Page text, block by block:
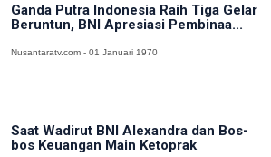
Ganda Putra Indonesia Raih Tiga Gelar
Beruntun, BNI Apresiasi Pembinaa...
Nusantaratv.com - 01 Januari 1970
Saat Wadirut BNI Alexandra dan Bos-
bos Keuangan Main Ketoprak